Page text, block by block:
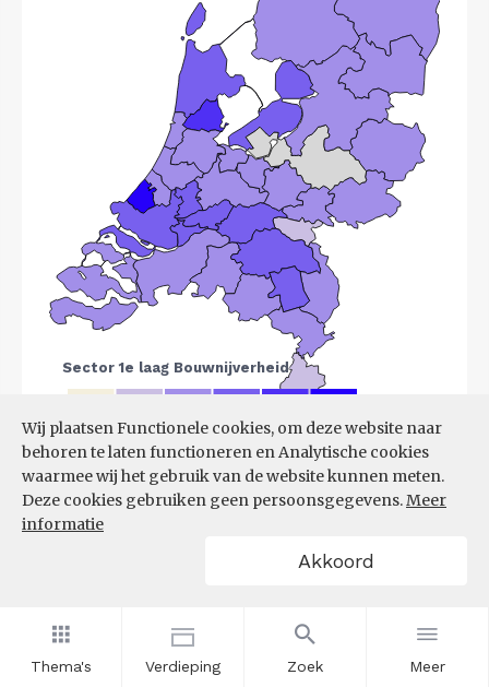
Thema's Verdieping Zoek Meer
Wij plaatsen Functionele cookies, om deze website naar
behoren te laten functioneren en Analytische cookies
waarmee wij het gebruik van de website kunnen meten.
Deze cookies gebruiken geen persoonsgegevens.Meer
informatie
Akkoord
Bron: LISA
VESTIGINGEN PER
GROOTTEKLASSE PER 10.000